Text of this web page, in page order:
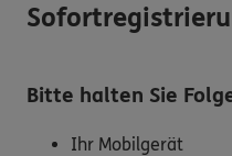
Bitte halten Sie
Ihr Mobilgerät